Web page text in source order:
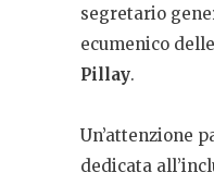
segretario
ecumenico
Pillay.
Un’attenzione
dedicata